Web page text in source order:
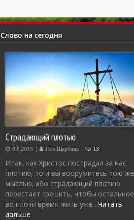
Слово на сегодня
Страдающий плотью
8.8.2015 | Пол Щербина | 13
Итак, как Христос пострадал за нас
плотию, то и вы вооружитесь тою же
мыслью; ибо страдающий плотию
перестает грешить, чтобы остальное
во плоти время жить уже…Читать
дальше